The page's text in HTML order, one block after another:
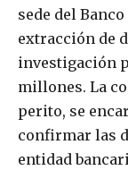
sede del
extracción de
investigación
millones. La
perito, se
confirmar las
entidad